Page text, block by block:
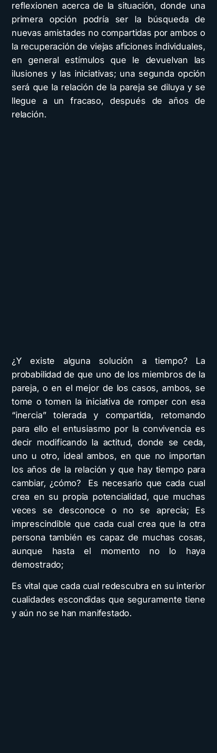
reflexionen acerca de la situación, donde una
primera opción podría ser la búsqueda de
nuevas amistades no compartidas por ambos o
la recuperación de viejas aficiones individuales,
en general estímulos que le devuelvan las
ilusiones y las iniciativas; una segunda opción
será que la relación de la pareja se diluya y se
llegue a un fracaso, después de años de
relación.
¿Y existe alguna solución a tiempo? La
probabilidad de que uno de los miembros de la
pareja, o en el mejor de los casos, ambos, se
tome o tomen la iniciativa de romper con esa
“inercia” tolerada y compartida, retomando
para ello el entusiasmo por la convivencia es
decir modificando la actitud, donde se ceda,
uno u otro, ideal ambos, en que no importan
los años de la relación y que hay tiempo para
cambiar, ¿cómo? Es necesario que cada cual
crea en su propia potencialidad, que muchas
veces se desconoce o no se aprecia; Es
imprescindible que cada cual crea que la otra
persona también es capaz de muchas cosas,
aunque hasta el momento no lo haya
demostrado;
Es vital que cada cual redescubra en su interior
cualidades escondidas que seguramente tiene
y aún no se han manifestado.